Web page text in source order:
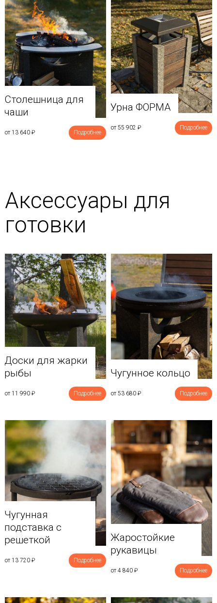
Столешница для
чаши
от 13 640 ₽ Подробнее
Урна ФОРМА
от 55 902 ₽ Подробнее
Аксессуары для
готовки
Доски для жарки
рыбы
от 11 990 ₽ Подробнее
Чугунное кольцо
от 53 680 ₽ Подробнее
Чугунная
подставка с
решеткой
от 13 720 ₽ Подробнее
Жаростойкие
рукавицы
от 4 840 ₽ Подробнее